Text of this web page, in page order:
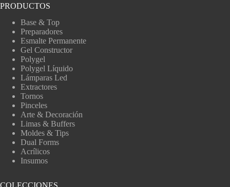
PRODUCTOS
Base & Top
Preparadores
Esmalte Permanente
Gel Constructor
Polygel
Polygel Líquido
Lámparas Led
Extractores
Tornos
Pinceles
Arte & Decoración
Limas & Buffers
Moldes & Tips
Dual Forms
Acrílicos
Insumos